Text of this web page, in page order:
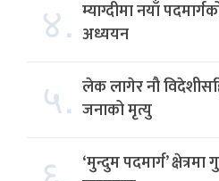
४. म्याग्दीमा नयाँ
अध्ययन
५. लेक लागेर नौ
जनाको मृत्यु
‘मुन्दुम पदमार्ग’ क्षेत्रमा